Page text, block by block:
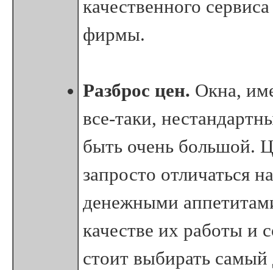
качественного
фирмы.
Разброс цен. Окна,
все-таки,
быть очень большой.
запросто отличаться
денежными
качестве их работы и
стоит выбирать